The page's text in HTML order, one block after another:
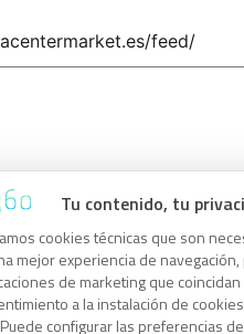
Tu contenido, tu
cookies técnicas que son
mejor experiencia de
de marketing que
a la instalación de
Puede configurar las preferencias
RSS en el